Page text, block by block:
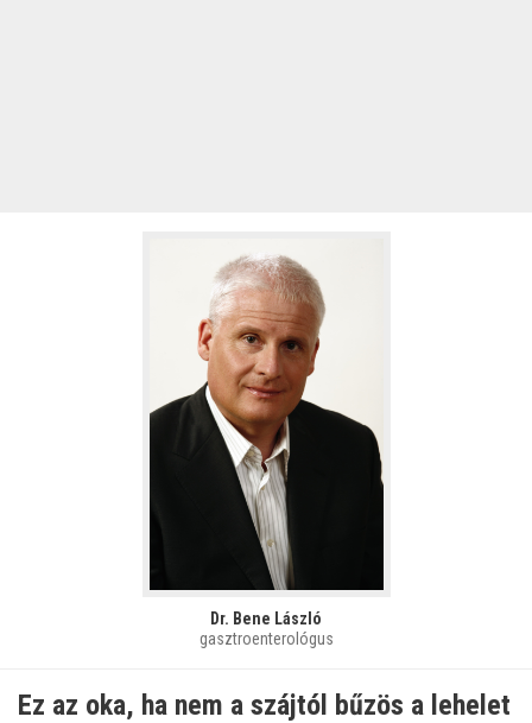
Dr. Bene László
gasztroenterológus
Ez az oka, ha nem a szájtól bűzös a lehelet